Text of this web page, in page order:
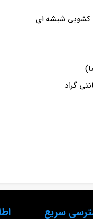
کشویی شیشه ای
سریع